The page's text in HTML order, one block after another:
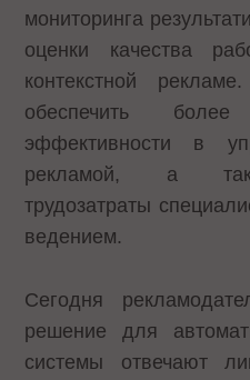
мониторинга
оценки качества
контекстной
обеспечить
эффективности в
рекламой, а
трудозатраты
ведением.
Сегодня
решение для
системы отвечают